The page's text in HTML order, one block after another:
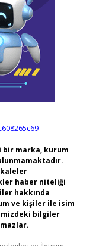
marka, kurum
haber niteliği
hakkında
ve kişiler ile isim
bilgiler